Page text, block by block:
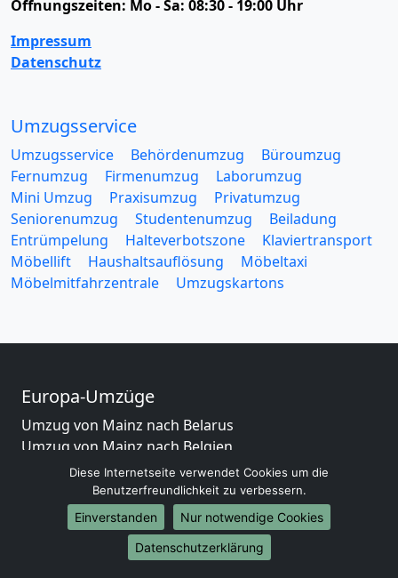
Öffnungszeiten: Mo - Sa: 08:30 - 19:00 Uhr
Impressum
Datenschutz
Umzugsservice
Umzugsservice Behördenumzug
Büroumzug
Fernumzug
Firmenumzug
Laborumzug
Mini Umzug
Praxisumzug
Privatumzug
Seniorenumzug
Studentenumzug
Beiladung
Entrümpelung
Halteverbotszone
Klaviertransport
Möbellift
Haushaltsauflösung
Möbeltaxi
Möbelmitfahrzentrale
Umzugskartons
Europa-Umzüge
Umzug von Mainz nach Belarus
Umzug von Mainz nach Belgien
Umzug von Mainz nach Bulgarien
Umzug von Mainz nach Dänemark
Umzug von Mainz nach England
Umzug von Mainz nach Portugal
Umzug von Mainz nach Bosnien und Herzegowina
Diese Internetseite verwendet Cookies um die
Benutzerfreundlichkeit zu verbessern.
Einverstanden
Nur notwendige Cookies
Datenschutzerklärung